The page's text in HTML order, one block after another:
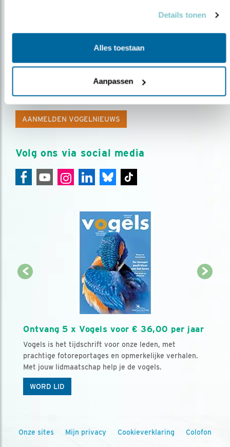
Details tonen
Alles toestaan
Aanpassen
Op de hoogte blijven?
Meld je aan en ontvang nieuws, inspiratie, acties en tips
AANMELDEN VOGELNIEUWS
Volg ons via social media
Ontvang 5 x Vogels voor € 36,00 per jaar
Vogels is het tijdschrift voor onze leden, met
prachtige fotoreportages en opmerkelijke verhalen.
Met jouw lidmaatschap help je de vogels.
WORD LID
Onze sites Mijn privacy Cookieverklaring Colofon